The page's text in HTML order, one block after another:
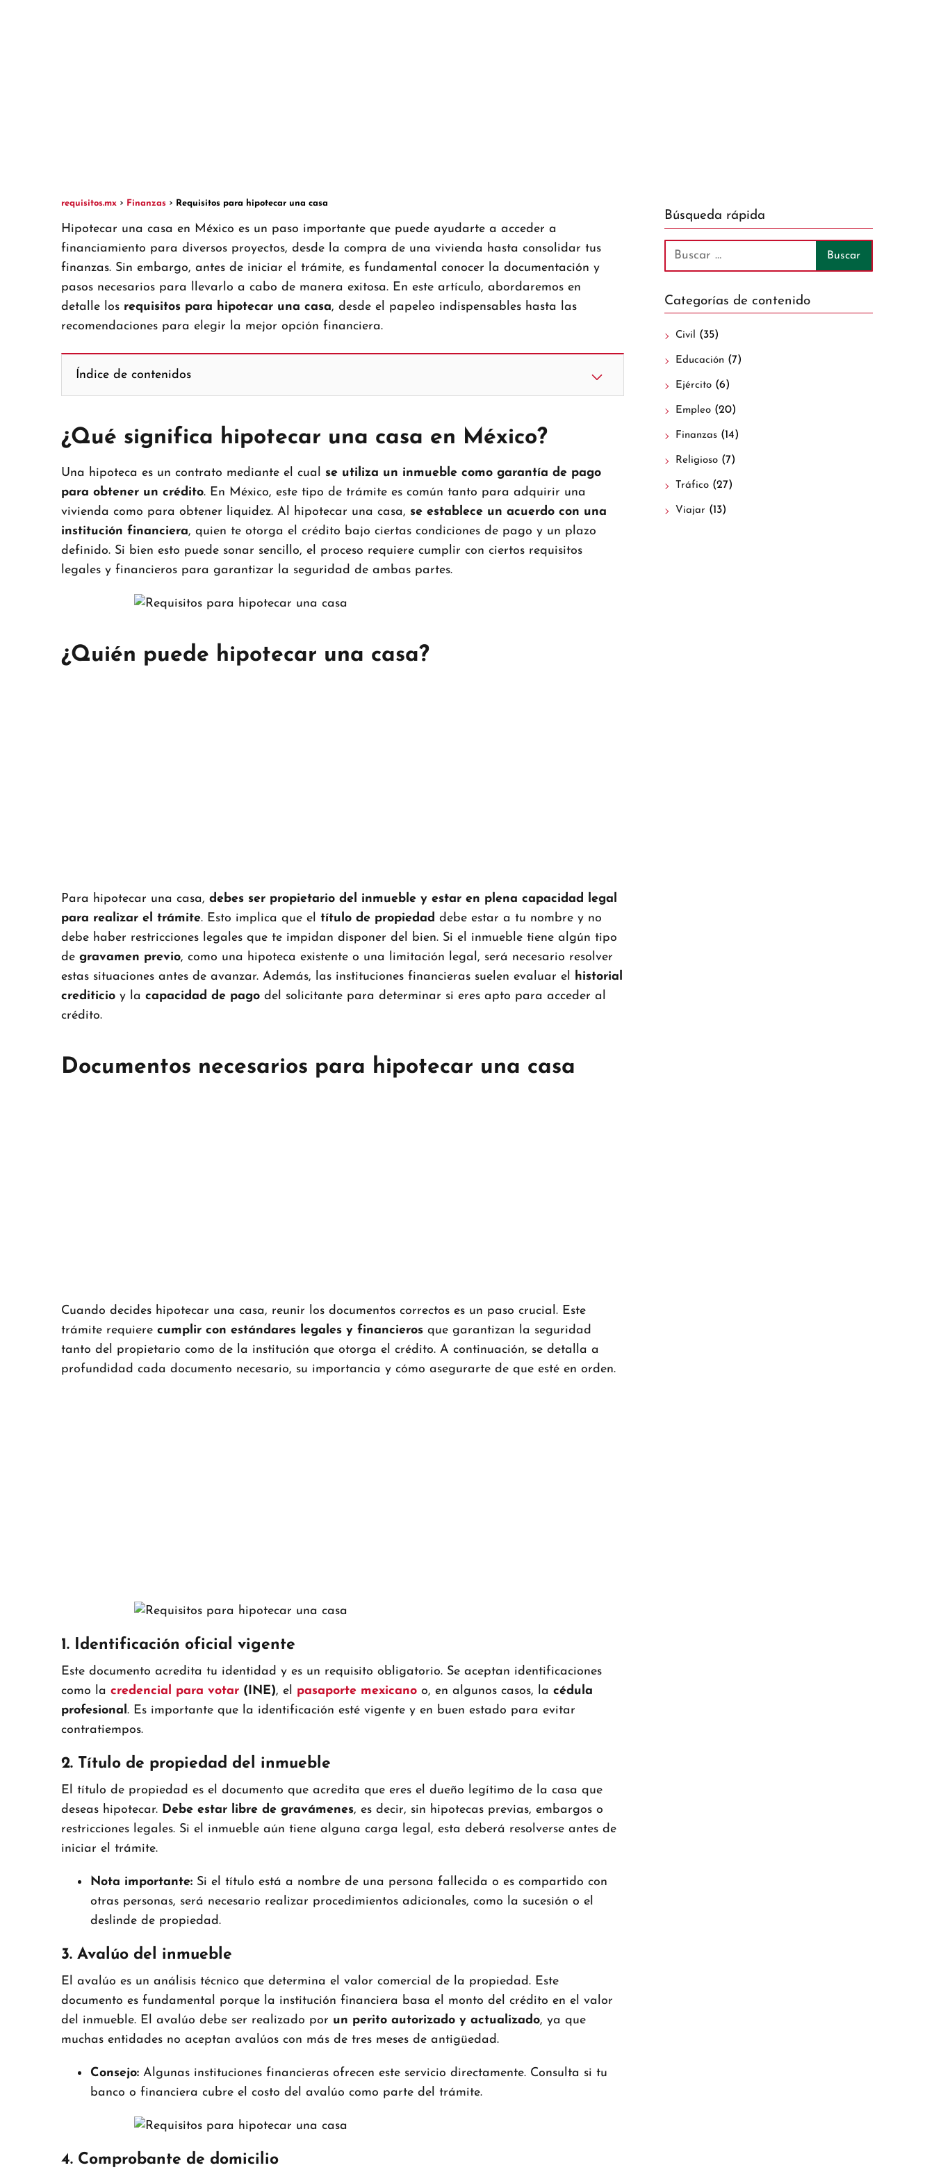
requisitos.mx Finanzas Requisitos para hipotecar una casa
Hipotecar una casa en México es un paso importante que puede ayudarte a acceder a
financiamiento para diversos proyectos, desde la compra de una vivienda hasta consolidar tus
finanzas. Sin embargo, antes de iniciar el trámite, es fundamental conocer la documentación y
pasos necesarios para llevarlo a cabo de manera exitosa. En este artículo, abordaremos en
detalle los requisitos para hipotecar una casa, desde el papeleo indispensables hasta las
recomendaciones para elegir la mejor opción financiera.
Índice de contenidos
¿Qué significa hipotecar una casa en México?
Una hipoteca es un contrato mediante el cual se utiliza un inmueble como garantía de pago
para obtener un crédito. En México, este tipo de trámite es común tanto para adquirir una
vivienda como para obtener liquidez. Al hipotecar una casa, se establece un acuerdo con una
institución financiera, quien te otorga el crédito bajo ciertas condiciones de pago y un plazo
definido. Si bien esto puede sonar sencillo, el proceso requiere cumplir con ciertos requisitos
legales y financieros para garantizar la seguridad de ambas partes.
¿Quién puede hipotecar una casa?
Para hipotecar una casa, debes ser propietario del inmueble y estar en plena capacidad legal
para realizar el trámite. Esto implica que el título de propiedad debe estar a tu nombre y no
debe haber restricciones legales que te impidan disponer del bien. Si el inmueble tiene algún tipo
de gravamen previo, como una hipoteca existente o una limitación legal, será necesario resolver
estas situaciones antes de avanzar. Además, las instituciones financieras suelen evaluar el historial
crediticio y la capacidad de pago del solicitante para determinar si eres apto para acceder al
crédito.
Documentos necesarios para hipotecar una casa
Cuando decides hipotecar una casa, reunir los documentos correctos es un paso crucial. Este
trámite requiere cumplir con estándares legales y financieros que garantizan la seguridad
tanto del propietario como de la institución que otorga el crédito. A continuación, se detalla a
profundidad cada documento necesario, su importancia y cómo asegurarte de que esté en orden.
1. Identificación oficial vigente
Este documento acredita tu identidad y es un requisito obligatorio. Se aceptan identificaciones
como la credencial para votar (INE), el pasaporte mexicano o, en algunos casos, la cédula
profesional. Es importante que la identificación esté vigente y en buen estado para evitar
contratiempos.
2. Título de propiedad del inmueble
El título de propiedad es el documento que acredita que eres el dueño legítimo de la casa que
deseas hipotecar. Debe estar libre de gravámenes, es decir, sin hipotecas previas, embargos o
restricciones legales. Si el inmueble aún tiene alguna carga legal, esta deberá resolverse antes de
iniciar el trámite.
Nota importante: Si el título está a nombre de una persona fallecida o es compartido con
otras personas, será necesario realizar procedimientos adicionales, como la sucesión o el
deslinde de propiedad.
3. Avalúo del inmueble
El avalúo es un análisis técnico que determina el valor comercial de la propiedad. Este
documento es fundamental porque la institución financiera basa el monto del crédito en el valor
del inmueble. El avalúo debe ser realizado por un perito autorizado y actualizado, ya que
muchas entidades no aceptan avalúos con más de tres meses de antigüedad.
Consejo: Algunas instituciones financieras ofrecen este servicio directamente. Consulta si tu
banco o financiera cubre el costo del avalúo como parte del trámite.
4. Comprobante de domicilio
Búsqueda rápida
Categorías de contenido
Civil (35)
Educación (7)
Ejército(6)
Empleo(20)
Finanzas(14)
Religioso(7)
Tráfico(27)
Viajar (13)